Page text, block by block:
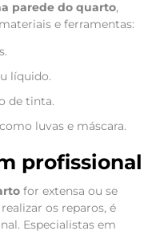
parede do quarto,
e ferramentas:
líquido.
de tinta.
luvas e máscara.
profissional
for extensa ou se
os reparos, é
Especialistas em